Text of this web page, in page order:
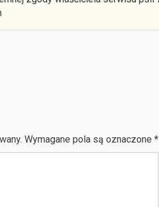
Wymagane pola są oznaczone *